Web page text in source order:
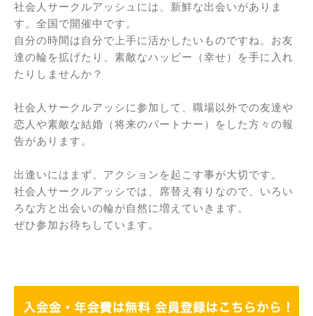
社会人サークルアッシュには、新鮮な出会いがありま
す。全国で開催中です。
自分の時間は自分で上手に活かしたいものですね。お友
達の輪を拡げたり、素敵なハッピー（幸せ）を手に入れ
たりしませんか？
社会人サークルアッシに参加して、職場以外での友達や
恋人や素敵な結婚（将来のパートナー）をした方々の報
告があります。
出逢いにはまず、アクションを起こす事が大切です。
社会人サークルアッシでは、席替え有りなので、いろい
ろな方と出会いの輪が自然に増えていきます。
ぜひ参加お待ちしています。